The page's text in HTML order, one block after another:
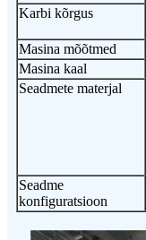
Karbi kõrgus
Masina mõõtmed
Masina kaal
Seadmete materjal
Seadme
konfiguratsioon